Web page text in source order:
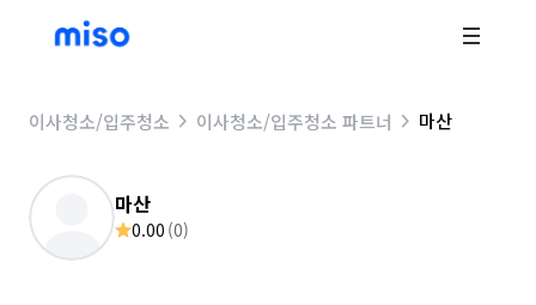
이사청소/입주청소 이사청소/입주청소 파트너 마산
마산
0.00 (0)